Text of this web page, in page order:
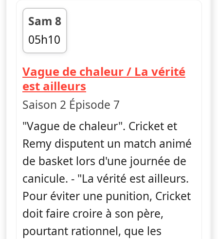
Sam 8
05h10
fin 05h30
Vague de chaleur / La vérité
est ailleurs
Saison 2 Épisode 7
"Vague de chaleur". Cricket et
Remy disputent un match animé
de basket lors d'une journée de
canicule. - "La vérité est ailleurs.
Pour éviter une punition, Cricket
doit faire croire à son père,
pourtant rationnel, que les